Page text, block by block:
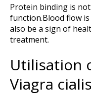
Protein binding is
function.Blood flow
also be a sign of
treatment.
Utilisation
Viagra